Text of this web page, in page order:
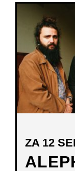
ZA 12